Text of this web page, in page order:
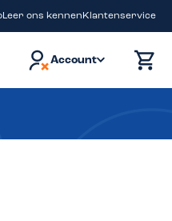
Leer ons kennen Klantenservice
Account